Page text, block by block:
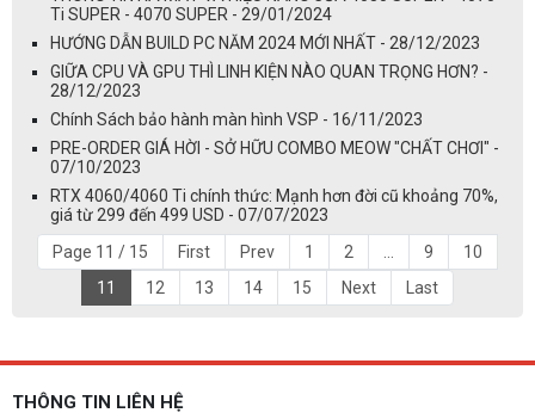
Ti SUPER - 4070 SUPER - 29/01/2024
HƯỚNG DẪN BUILD PC NĂM 2024 MỚI NHẤT - 28/12/2023
GIỮA CPU VÀ GPU THÌ LINH KIỆN NÀO QUAN TRỌNG HƠN? -
28/12/2023
Chính Sách bảo hành màn hình VSP - 16/11/2023
PRE-ORDER GIÁ HỜI - SỞ HỮU COMBO MEOW "CHẤT CHƠI" -
07/10/2023
RTX 4060/4060 Ti chính thức: Mạnh hơn đời cũ khoảng 70%,
giá từ 299 đến 499 USD - 07/07/2023
Page 11 / 15
First Prev 1 2 9
10
11
12 13 14 15 Next Last
THÔNG TIN LIÊN HỆ